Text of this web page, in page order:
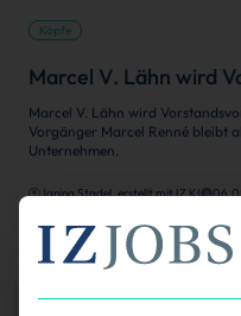
Köpfe
Marcel V. Lähn wird
Marcel V. Lähn wird
Vorgänger Marcel Renné bleibt
Unternehmen.
Janina Stadel, erstellt mit IZ KI